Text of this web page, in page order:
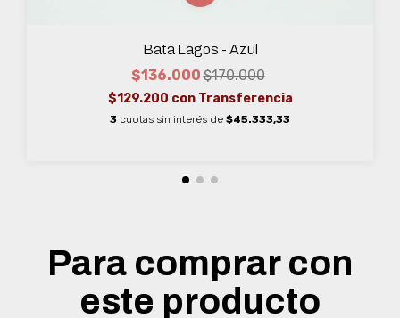
Bata Lagos - Azul
$136.000$170.000
$129.200 con Transferencia
3 cuotas sin interés de $45.333,33
Para comprar con
este producto